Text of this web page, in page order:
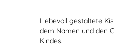
Liebevoll gestaltete
dem Namen und den
Kindes.